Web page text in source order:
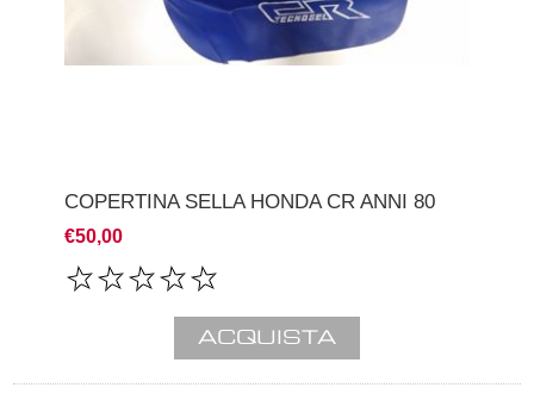
COPERTINA SELLA HONDA CR ANNI 80
€50,00